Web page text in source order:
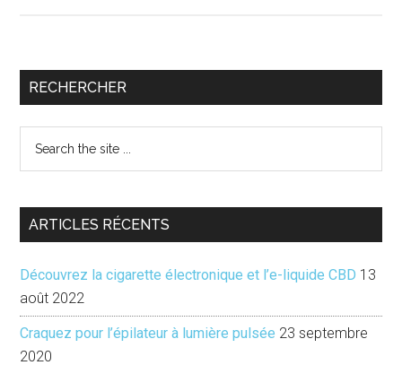
patrimoine
2013
Barre
principale
RECHERCHER
...
ARTICLES RÉCENTS
Découvrez la cigarette électronique et l’e-liquide CBD 13
août 2022
Craquez pour l’épilateur à lumière pulsée 23 septembre
2020